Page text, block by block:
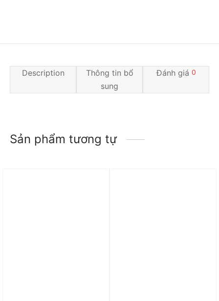
Description
Thông tin bổ
sung
Đánh giá 0
Sản phẩm tương tự